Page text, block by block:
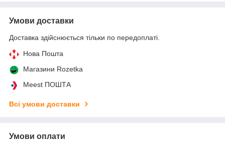
Умови доставки
Доставка здійснюється тільки по передоплаті.
Нова Пошта
Магазини Rozetka
Meest ПОШТА
Всі умови доставки
Умови оплати